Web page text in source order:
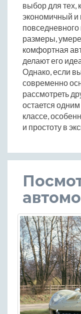
выбор для тех,
экономичный и
размеры,
комфортная
делают его
Однако, если
современно
рассмотреть
остается
классе,
и простоту в